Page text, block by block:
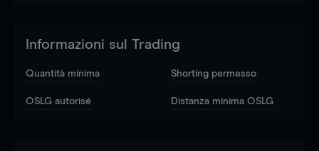
Informazioni sul Trading
Quantità minima Shorting permesso
OSLG autorisé Distanza minima OSLG